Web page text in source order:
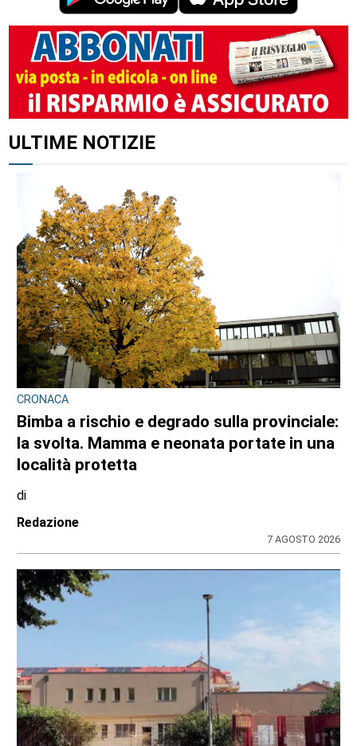
ULTIME NOTIZIE
CRONACA
Bimba a rischio e degrado sulla provinciale:
la svolta. Mamma e neonata portate in una
località protetta
di
Redazione
7 AGOSTO 2026